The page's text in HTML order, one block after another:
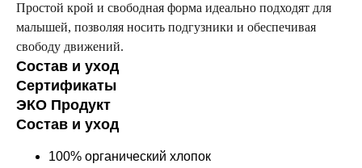
Простой крой и свободная форма идеально подходят для
малышей, позволяя носить подгузники и обеспечивая
свободу движений.
Состав и уход
Сертификаты
ЭКО Продукт
Состав и уход
100% органический хлопок